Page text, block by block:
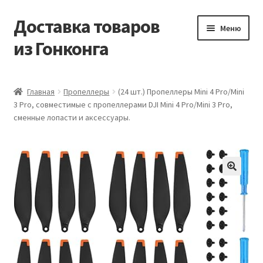
Перейти
к
навигации
Перейти
к
содержимому
Доставка товаров
из Гонконга
Меню
Контакты
Мой аккаунт
Новости
Оптовый склад
Главная Пропеллеры
(24 шт.) Пропеллеры Mini 4 Pro/Mini
3 Pro, совместимые с пропеллерами DJI Mini 4 Pro/Mini 3 Pro,
сменные лопасти и аксессуары.